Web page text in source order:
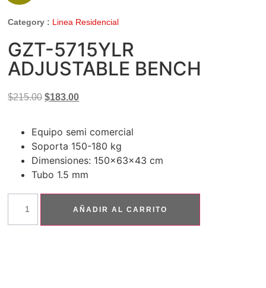
Category : Linea Residencial
GZT-5715YLR
ADJUSTABLE BENCH
$215.00 $183.00
Equipo semi comercial
Soporta 150-180 kg
Dimensiones: 150x63x43 cm
Tubo 1.5 mm
AÑADIR AL CARRITO